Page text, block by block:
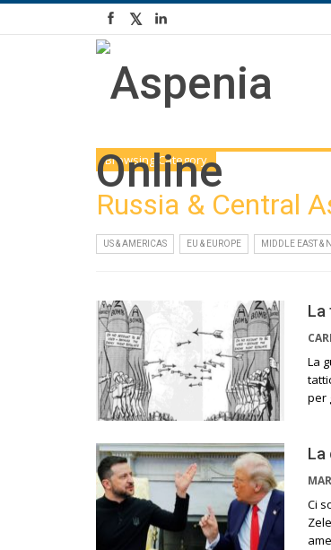
Browsing Category
Russia & Central
US & AMERICAS EU & EUROPE MIDDLE EAST &
La
La
per
La
Ci